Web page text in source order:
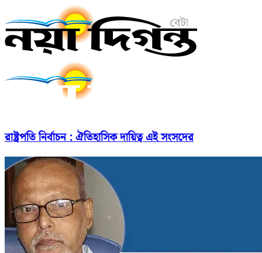
রাষ্ট্রপতি নির্বাচন : ঐতিহাসিক দায়িত্ব এই সংসদের